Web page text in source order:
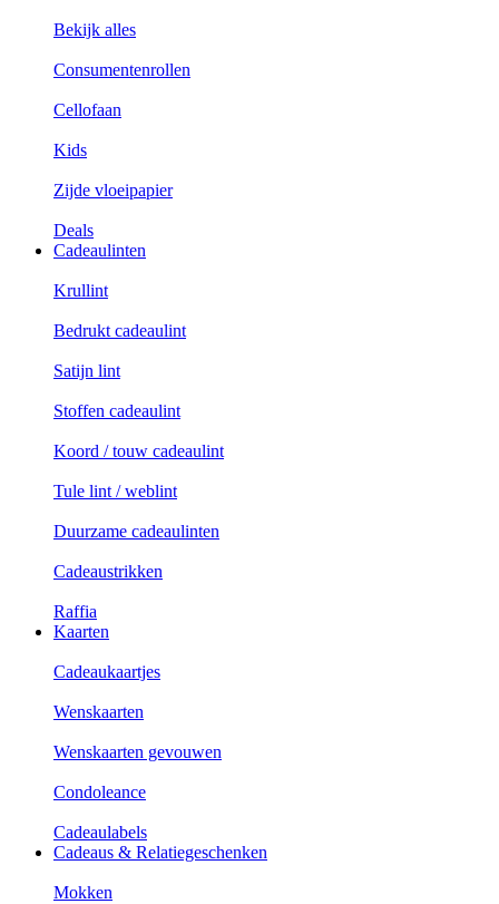
Bekijk alles
Consumentenrollen
Cellofaan
Kids
Zijde vloeipapier
Deals
Cadeaulinten
Krullint
Bedrukt cadeaulint
Satijn lint
Stoffen cadeaulint
Koord / touw cadeaulint
Tule lint / weblint
Duurzame cadeaulinten
Cadeaustrikken
Raffia
Kaarten
Cadeaukaartjes
Wenskaarten
Wenskaarten gevouwen
Condoleance
Cadeaulabels
Cadeaus & Relatiegeschenken
Mokken